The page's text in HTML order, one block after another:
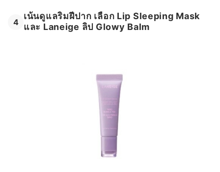
4
เน้นดูแลริมฝีปาก เลือก Lip Sleeping Mask
และ Laneige ลิป Glowy Balm